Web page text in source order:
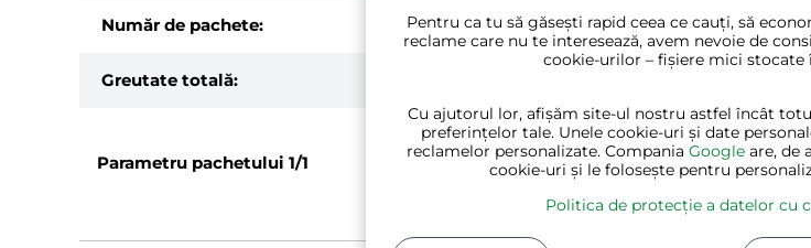
Număr de pachete: 1
Greutate totală:
Parametru pachetului 1/1
Lungime:
91 cm
Lățime:
47 cm
Înălțime:
6 cm
Pentru ca tu să găsești rapid ceea ce cauți, să
reclame care nu te interesează, avem nevoie de
cookie-urilor – fișiere mici stocate
Cu ajutorul lor, afișăm site-ul nostru astfel încât
preferințelor tale. Unele cookie-uri și date
reclamelor personalizate. Compania Google are, de
cookie-uri și le folosește pentru
Politica de protecție a datelor cu